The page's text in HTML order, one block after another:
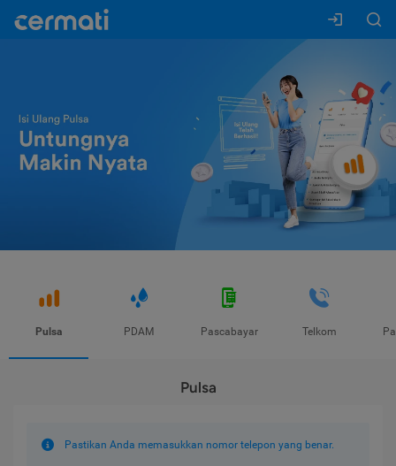
Pulsa PDAM Pascabayar Telkom
Pulsa
Pastikan Anda memasukkan nomor telepon yang benar.